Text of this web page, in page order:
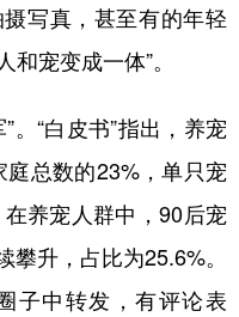
写真，甚至有的年轻
和宠变成一体”。
“白皮书”指出，养宠
总数的23%，单只宠
养宠人群中，90后宠
升，占比为25.6%。
子中转发，有评论表